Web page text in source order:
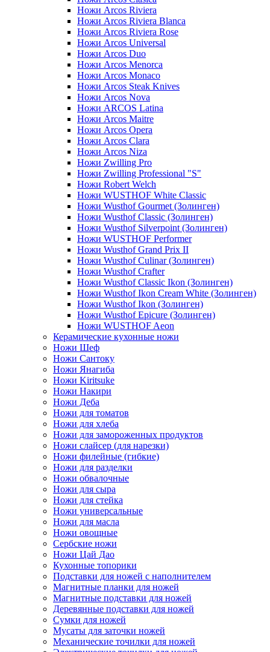
Ножи Arcos Riviera
Ножи Arcos Riviera Blanca
Ножи Arcos Riviera Rose
Ножи Arcos Universal
Ножи Arcos Duo
Ножи Arcos Menorca
Ножи Arcos Monaco
Ножи Arcos Steak Knives
Ножи Arcos Nova
Ножи ARCOS Latina
Ножи Arcos Maitre
Ножи Arcos Opera
Ножи Arcos Clara
Ножи Arcos Niza
Ножи Zwilling Pro
Ножи Zwilling Professional "S"
Ножи Robert Welch
Ножи WUSTHOF White Classic
Ножи Wusthof Gourmet (Золинген)
Ножи Wusthof Classic (Золинген)
Ножи Wusthof Silverpoint (Золинген)
Ножи WUSTHOF Performer
Ножи Wusthof Grand Prix II
Ножи Wusthof Culinar (Золинген)
Ножи Wusthof Crafter
Ножи Wusthof Classic Ikon (Золинген)
Ножи Wusthof Ikon Cream White (Золинген)
Ножи Wusthof Ikon (Золинген)
Ножи Wusthof Epicure (Золинген)
Ножи WUSTHOF Aeon
Керамические кухонные ножи
Ножи Шеф
Ножи Сантоку
Ножи Янагиба
Ножи Kiritsuke
Ножи Накири
Ножи Деба
Ножи для томатов
Ножи для хлеба
Ножи для замороженных продуктов
Ножи слайсер (для нарезки)
Ножи филейные (гибкие)
Ножи для разделки
Ножи обвалочные
Ножи для сыра
Ножи для стейка
Ножи универсальные
Ножи для масла
Ножи овощные
Сербские ножи
Ножи Цай Дао
Кухонные топорики
Подставки для ножей с наполнителем
Магнитные планки для ножей
Магнитные подставки для ножей
Деревянные подставки для ножей
Сумки для ножей
Мусаты для заточки ножей
Механические точилки для ножей